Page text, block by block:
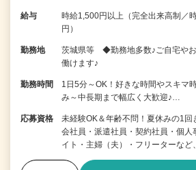
給与
時給1,500円以上（完全出来高制／
円）
勤務地
茨城県等 ◆勤務地多数♪ご自宅や
働けます♪
勤務時間
1日5分～OK！好きな時間やスキマ
み～中長期まで幅広く大歓迎♪…
応募資格
未経験OK＆年齢不問！夏休みの1
会社員・派遣社員・契約社員・個
イト・主婦（夫）・フリーターなど